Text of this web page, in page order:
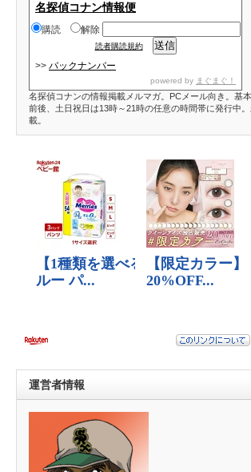
名探偵コナン情報便
購読 解除
読者購読規約
>> バックナンバー
powered by まぐまぐ！
名探偵コナンの情報掲載メルマガ。PCメール向き。基
前後、土日祝日は13時～21時の任意の時間帯に発行中
載。
運営者情報